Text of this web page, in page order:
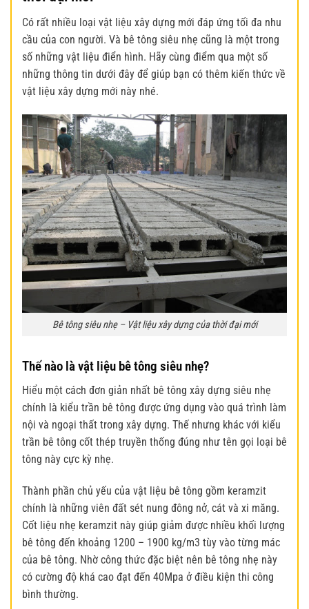
Có rất nhiều loại vật liệu xây dựng mới đáp ứng tối đa nhu
cầu của con người. Và bê tông siêu nhẹ cũng là một trong
số những vật liệu điển hình. Hãy cùng điểm qua một số
những thông tin dưới đây để giúp bạn có thêm kiến thức về
vật liệu xây dựng mới này nhé.
Bê tông siêu nhẹ – Vật liệu xây dựng của thời đại mới
Thế nào là vật liệu bê tông siêu nhẹ?
Hiểu một cách đơn giản nhất bê tông xây dựng siêu nhẹ
chính là kiểu trần bê tông được ứng dụng vào quá trình làm
nội và ngoại thất trong xây dựng. Thế nhưng khác với kiểu
trần bê tông cốt thép truyền thống đúng như tên gọi loại bê
tông này cực kỳ nhẹ.
Thành phần chủ yếu của vật liệu bê tông gồm keramzit
chính là những viên đất sét nung đông nở, cát và xi măng.
Cốt liệu nhẹ keramzit này giúp giảm được nhiều khối lượng
bê tông đến khoảng 1200 – 1900 kg/m3 tùy vào từng mác
của bê tông. Nhờ công thức đặc biệt nên bê tông nhẹ này
có cường độ khá cao đạt đến 40Mpa ở điều kiện thi công
bình thường.